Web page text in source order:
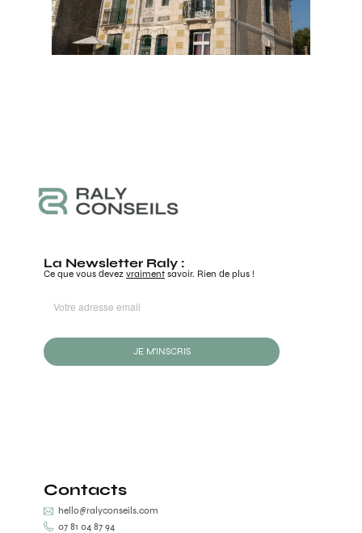
La Newsletter Raly :
Ce que vous devez vraiment savoir. Rien de plus !
JE M'INSCRIS
Contacts
hello@ralyconseils.com
07 81 04 87 94